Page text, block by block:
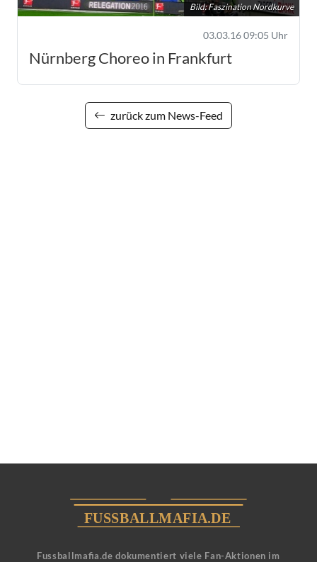
Bild: Faszination Nordkurve
03.03.16 09:05 Uhr
Nürnberg Choreo in Frankfurt
zurück zum News-Feed
Fussballmafia.de dokumentiert viele Fan-Aktionen im